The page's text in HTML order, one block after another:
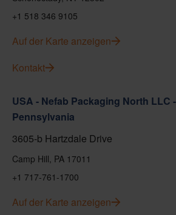
+1 518 346 9105
Auf der Karte anzeigen
Kontakt
USA - Nefab Packaging North LLC -
Pennsylvania
3605-b Hartzdale Drive
Camp Hill, PA 17011
+1 717-761-1700
Auf der Karte anzeigen